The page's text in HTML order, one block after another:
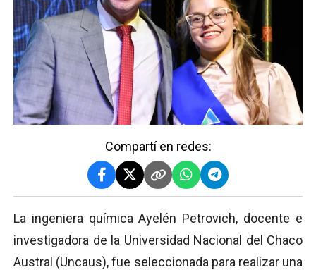
Compartí en redes:
La ingeniera química Ayelén Petrovich, docente e
investigadora de la Universidad Nacional del Chaco
Austral (Uncaus), fue seleccionada para realizar una